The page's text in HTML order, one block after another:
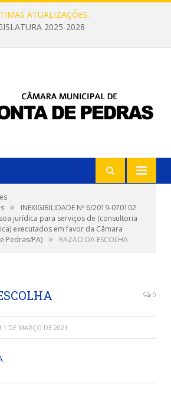
ATUALIZAÇÕES:
2025-2028
»
INEXIGIBILIDADE Nº 6/2019-070102
jurídica para serviços de (consultoria
executados em favor da Câmara
Pedras/PA) » RAZAO DA ESCOLHA
0
1 DE MARÇO DE 2021